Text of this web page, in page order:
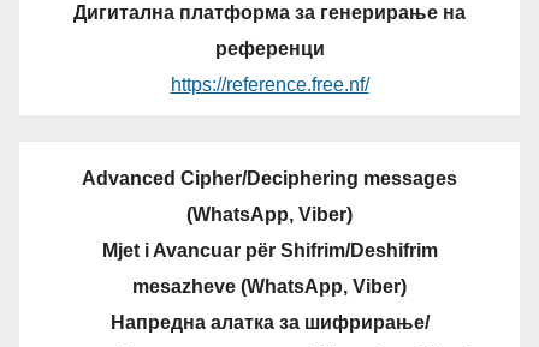
Дигитална платформа за генерирање на
референци
https://reference.free.nf/
Advanced Cipher/Deciphering messages
(WhatsApp, Viber)
Mjet i Avancuar për Shifrim/Deshifrim
mesazheve (WhatsApp, Viber)
Напредна алатка за шифрирање/